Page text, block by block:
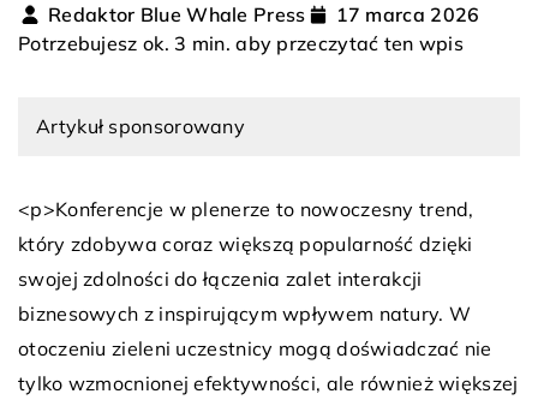
Redaktor Blue Whale Press
17 marca 2026
Potrzebujesz ok. 3 min. aby przeczytać ten wpis
Artykuł sponsorowany
<p>Konferencje w plenerze to nowoczesny trend,
który zdobywa coraz większą popularność dzięki
swojej zdolności do łączenia zalet interakcji
biznesowych z inspirującym wpływem natury. W
otoczeniu zieleni uczestnicy mogą doświadczać nie
tylko wzmocnionej efektywności, ale również większej